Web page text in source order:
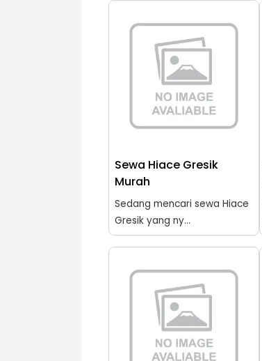
Sewa Hiace Gresik
Murah
Sedang mencari sewa Hiace
Gresik yang ny...